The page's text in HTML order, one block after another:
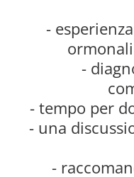
-
-
- tempo per
- una
-